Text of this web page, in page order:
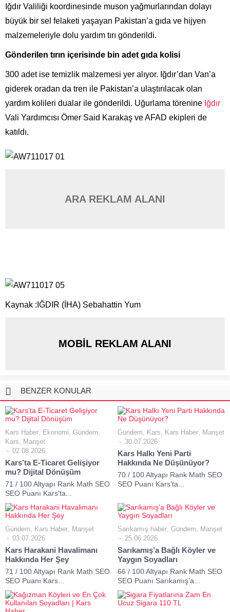
Iğdır Valiliği koordinesinde muson yağmurlarından dolayı
büyük bir sel felaketi yaşayan Pakistan’a gıda ve hijyen
malzemeleriyle dolu yardım tırı gönderildi.
Gönderilen tırın içerisinde bin adet gıda kolisi
300 adet ise temizlik malzemesi yer alıyor. Iğdır’dan Van’a
giderek oradan da tren ile Pakistan’a ulaştırılacak olan
yardım kolileri dualar ile gönderildi. Uğurlama törenine Iğdır
Vali Yardımcısı Ömer Said Karakaş ve AFAD ekipleri de
katıldı.
ARA REKLAM ALANI
Kaynak :IĞDIR (İHA) Sebahattin Yum
MOBİL REKLAM ALANI
BENZER KONULAR
Kars Haber, Ekonomi, Gündem,
Kars, Manşet
02.08.2026
Kars’ta E-Ticaret Gelişiyor
mu? Dijital Dönüşüm
71 / 100 Altyapı Rank Math SEO
SEO Puanı Kars’ta...
Gündem, Kars, Kars Haber, Manşet
30.07.2026
Kars Halkı Yeni Parti
Hakkında Ne Düşünüyor?
70 / 100 Altyapı Rank Math SEO
SEO Puanı Kars’ta...
Gündem, Kars Haber, Manşet
03.07.2026
Kars Harakani Havalimanı
Hakkında Her Şey
71 / 100 Altyapı Rank Math SEO
SEO Puanı Kars...
Sarıkamış haber, Gündem, Manşet
25.06.2026
Sarıkamış’a Bağlı Köyler ve
Yaygın Soyadları
66 / 100 Altyapı Rank Math SEO
SEO Puanı Sarıkamış’a...